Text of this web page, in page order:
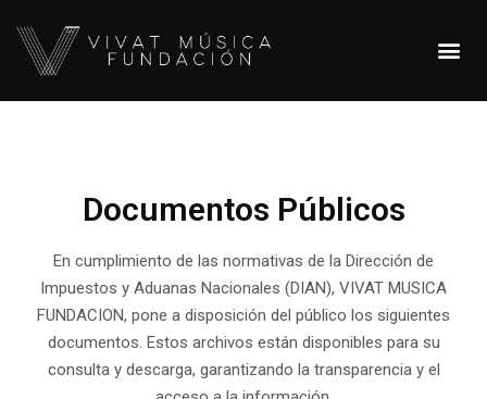
Documentos Públicos
En cumplimiento de las normativas de la Dirección de
Impuestos y Aduanas Nacionales (DIAN), VIVAT MUSICA
FUNDACION, pone a disposición del público los siguientes
documentos. Estos archivos están disponibles para su
consulta y descarga, garantizando la transparencia y el